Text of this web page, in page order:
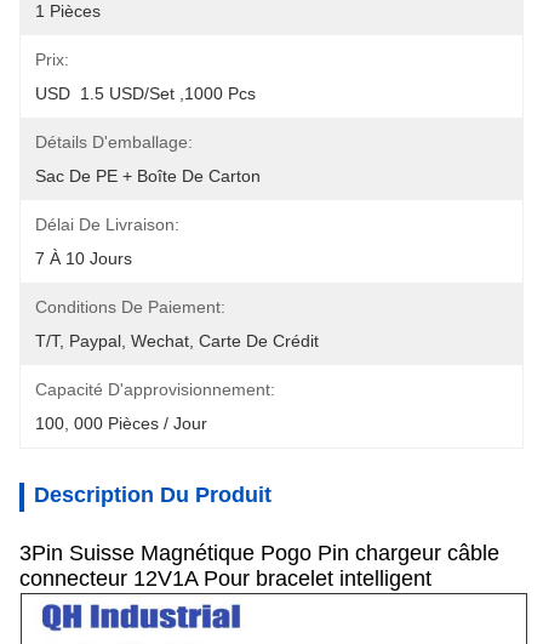
1 Pièces
Prix:
USD  1.5 USD/set ,1000 Pcs
Détails D'emballage:
Sac De PE + Boîte De Carton
Délai De Livraison:
7 À 10 Jours
Conditions De Paiement:
T/T, Paypal, Wechat, Carte De Crédit
Capacité D'approvisionnement:
100, 000 Pièces / Jour
Description Du Produit
3Pin Suisse Magnétique Pogo Pin chargeur câble
connecteur 12V1A Pour bracelet intelligent